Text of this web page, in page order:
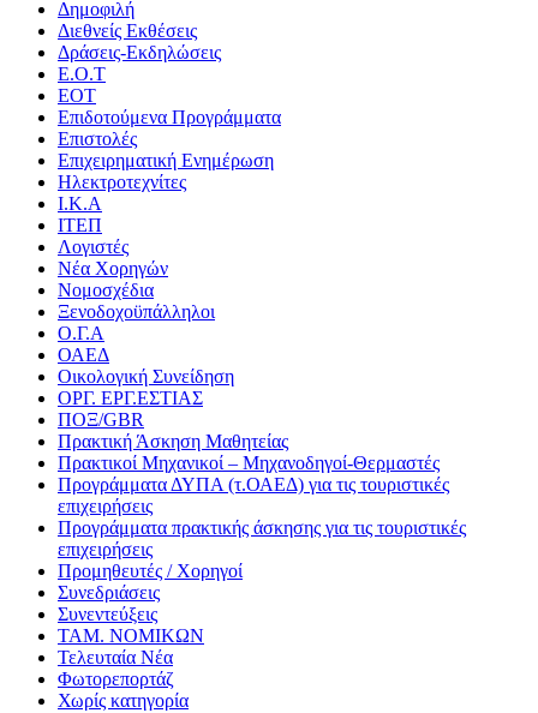
Δημοφιλή
Διεθνείς Εκθέσεις
Δράσεις-Εκδηλώσεις
Ε.Ο.Τ
ΕΟΤ
Επιδοτούμενα Προγράμματα
Επιστολές
Επιχειρηματική Ενημέρωση
Ηλεκτροτεχνίτες
Ι.Κ.Α
ΙΤΕΠ
Λογιστές
Νέα Χορηγών
Νομοσχέδια
Ξενοδοχοϋπάλληλοι
Ο.Γ.Α
ΟΑΕΔ
Οικολογική Συνείδηση
ΟΡΓ. ΕΡΓ.ΕΣΤΙΑΣ
ΠΟΞ/GBR
Πρακτική Άσκηση Μαθητείας
Πρακτικοί Μηχανικοί – Μηχανοδηγοί-Θερμαστές
Προγράμματα ΔΥΠΑ (τ.ΟΑΕΔ) για τις τουριστικές
επιχειρήσεις
Προγράμματα πρακτικής άσκησης για τις τουριστικές
επιχειρήσεις
Προμηθευτές / Χορηγοί
Συνεδριάσεις
Συνεντεύξεις
ΤΑΜ. ΝΟΜΙΚΩΝ
Τελευταία Νέα
Φωτορεπορτάζ
Χωρίς κατηγορία